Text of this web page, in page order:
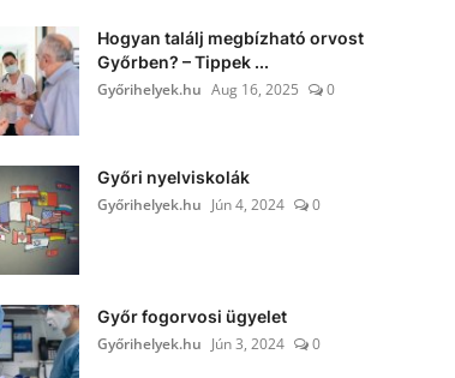
Hogyan találj megbízható orvost
Győrben? – Tippek ...
Győrihelyek.hu Aug 16, 2025 0
Győri nyelviskolák
Győrihelyek.hu Jún 4, 2024 0
Győr fogorvosi ügyelet
Győrihelyek.hu Jún 3, 2024 0